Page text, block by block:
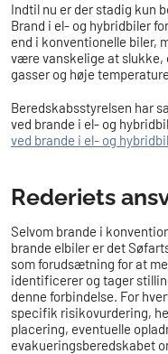
Indtil nu er der stadig kun
Brand i el- og hybridbiler
end i konventionelle biler,
være vanskelige at slukke,
gasser og høje
Beredskabsstyrelsen har
ved brande i el- og
ved brande i el- og
Rederiets
Selvom brande i
brande elbiler er det
som forudsætning for at
identificerer og tager
denne forbindelse. For
specifik risikovurdering,
placering, eventuelle
evakueringsberedskabet